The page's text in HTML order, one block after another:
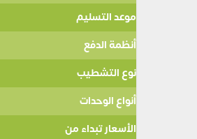
موعد التسليم
أنظمة الدفع
نوع التشطيب
أنواع الوحدات
الأسعار تبداء من